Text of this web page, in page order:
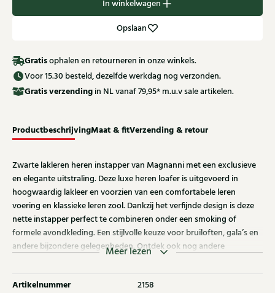
In winkelwagen
Opslaan
Gratisophalen en retourneren in onze winkels.
Voor 15.30 besteld, dezelfde werkdag nog verzonden.
Gratisverzending in NL vanaf 79,95* m.u.v sale artikelen.
ProductbeschrijvingMaat & fitVerzending & retour
Zwarte lakleren heren instapper van Magnanni met een exclusieve
en elegante uitstraling. Deze luxe heren loafer is uitgevoerd in
hoogwaardig lakleer en voorzien van een comfortabele leren
voering en klassieke leren zool. Dankzij het verfijnde design is deze
nette instapper perfect te combineren onder een smoking of
formele avondkleding. Een stijlvolle keuze voor bruiloften, gala’s en
andere bijzondere gelegenheden. Ontdek ook nog andere
Meer lezen
Artikelnummer 2158